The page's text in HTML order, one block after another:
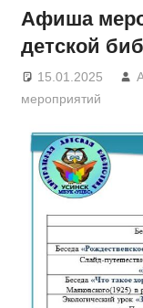
Афиша
детской
15.01.2025
мероприятий